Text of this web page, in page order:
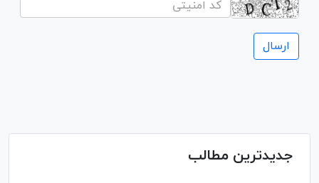
جدیدترین مطالب